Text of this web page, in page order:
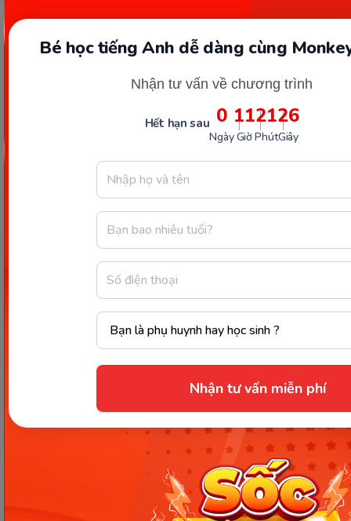
Bé học tiếng Anh dễ dàng cùng
Nhận tư vấn về chương trình
Hết hạn sau 0
Ngày
11
Giờ
21
Phút
24
Giây
Nhận tư vấn miễn phí
Bài 2: Bài tập viết lại câu về
dạng đúng của động từ
How/ you/ go to school/ ?
How often/ you/ study English/ ?
She/ daughters/ two/ have.
very/ much/ not/ like/ lemonade/I
Wednesdays/ on/ It/ rain/ often.
phone/ his/ on/ father/ Sundays/ Danny/ every
she / not / sleep late at the weekends
you / understand the question?
they / not / work late on Fridays
David / want some coffee?
she / have three daughters
when / she / go to her Chinese class?
why / I / have to clean up?